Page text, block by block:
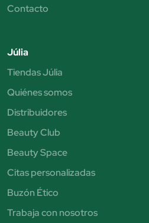
Contacto
Júlia
Tiendas Júlia
Quiénes somos
Distribuidores
Beauty Club
Beauty Space
Citas personalizadas
Buzón Ético
Trabaja con nosotros